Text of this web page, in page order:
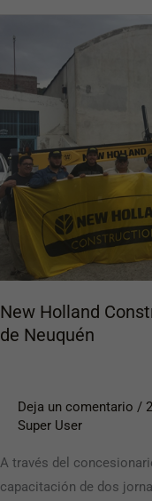
New Holland
de Neuquén
Deja un comentario /
Super User
A través del
capacitación de dos
Construction
capacitó
a
trabajadores
de
Neuquén